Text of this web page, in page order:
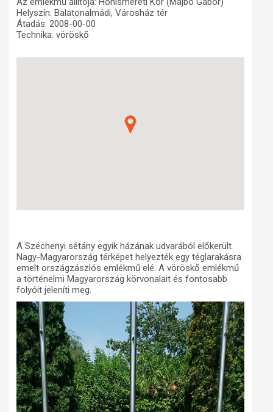
Műhelymunkák
Helyszín: Balatonalmádi, Városház tér
Átadás: 2008-00-00
Technika: vöröskő
A Széchenyi sétány egyik házának udvarából előkerült
Nagy-Magyarország térképet helyezték egy téglarakásra
emelt országzászlós emlékmű elé. A vöröskő emlékmű
a történelmi Magyarország körvonalait és fontosabb
folyóit jeleníti meg.